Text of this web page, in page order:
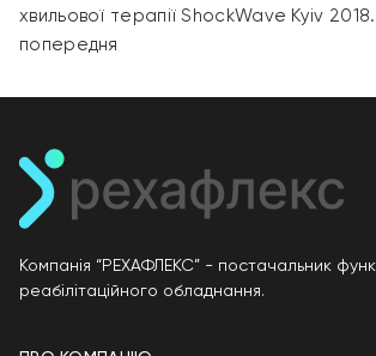
хвильової терапії ShockWave Kyiv
попередня
Компанія “РЕХАФЛЕКС” - постачальник
реабілітаційного обладнання.